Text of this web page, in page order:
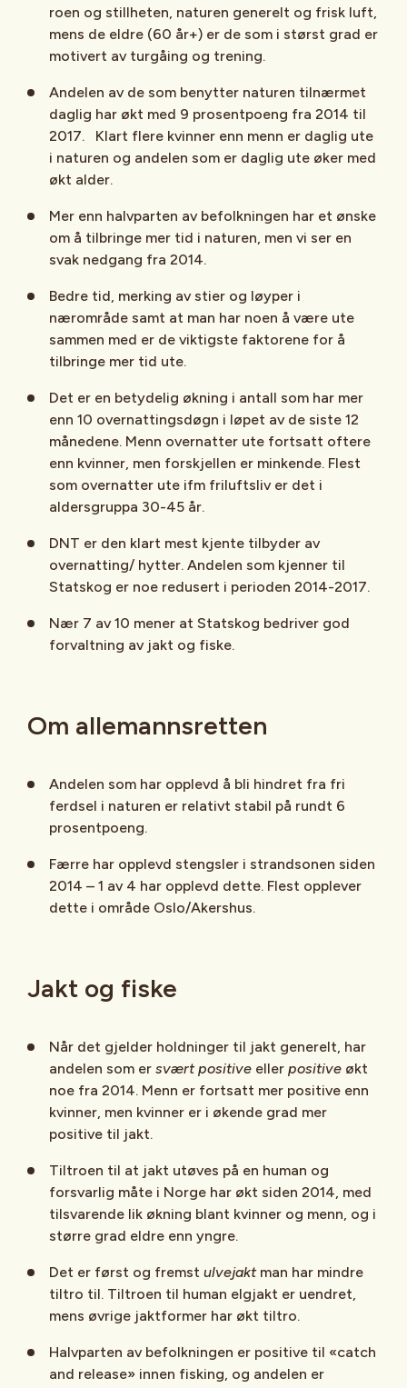
roen og stillheten, naturen generelt og frisk luft,
mens de eldre (60 år+) er de som i størst grad er
motivert av turgåing og trening.
Andelen av de som benytter naturen tilnærmet
daglig har økt med 9 prosentpoeng fra 2014 til
2017. Klart flere kvinner enn menn er daglig ute
i naturen og andelen som er daglig ute øker med
økt alder.
Mer enn halvparten av befolkningen har et ønske
om å tilbringe mer tid i naturen, men vi ser en
svak nedgang fra 2014.
Bedre tid, merking av stier og løyper i
nærområde samt at man har noen å være ute
sammen med er de viktigste faktorene for å
tilbringe mer tid ute.
Det er en betydelig økning i antall som har mer
enn 10 overnattingsdøgn i løpet av de siste 12
månedene. Menn overnatter ute fortsatt oftere
enn kvinner, men forskjellen er minkende. Flest
som overnatter ute ifm friluftsliv er det i
aldersgruppa 30-45 år.
DNT er den klart mest kjente tilbyder av
overnatting/ hytter. Andelen som kjenner til
Statskog er noe redusert i perioden 2014-2017.
Nær 7 av 10 mener at Statskog bedriver god
forvaltning av jakt og fiske.
Om allemannsretten
Andelen som har opplevd å bli hindret fra fri
ferdsel i naturen er relativt stabil på rundt 6
prosentpoeng.
Færre har opplevd stengsler i strandsonen siden
2014 – 1 av 4 har opplevd dette. Flest opplever
dette i område Oslo/Akershus.
Jakt og fiske
Når det gjelder holdninger til jakt generelt, har
andelen som er svært positive eller positive økt
noe fra 2014. Menn er fortsatt mer positive enn
kvinner, men kvinner er i økende grad mer
positive til jakt.
Tiltroen til at jakt utøves på en human og
forsvarlig måte i Norge har økt siden 2014, med
tilsvarende lik økning blant kvinner og menn, og i
større grad eldre enn yngre.
Det er først og fremst ulvejakt man har mindre
tiltro til. Tiltroen til human elgjakt er uendret,
mens øvrige jaktformer har økt tiltro.
Halvparten av befolkningen er positive til «catch
and release» innen fisking, og andelen er